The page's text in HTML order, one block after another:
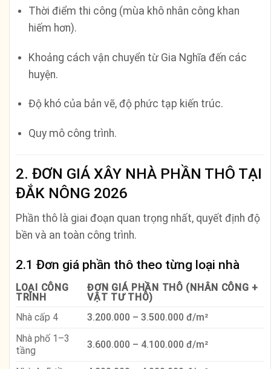
Thời điểm thi công (mùa khô nhân công khan
hiếm hơn).
Khoảng cách vận chuyển từ Gia Nghĩa đến các
huyện.
Độ khó của bản vẽ, độ phức tạp kiến trúc.
Quy mô công trình.
2. ĐƠN GIÁ XÂY NHÀ PHẦN THÔ TẠI
ĐẮK NÔNG 2026
Phần thô là giai đoạn quan trọng nhất, quyết định độ
bền và an toàn công trình.
2.1 Đơn giá phần thô theo từng loại nhà
LOẠI CÔNG
TRÌNH
ĐƠN GIÁ PHẦN THÔ (NHÂN CÔNG +
VẬT TƯ THÔ)
Nhà cấp 4
3.200.000 – 3.500.000 đ/m²
Nhà phố 1–3
tầng
3.600.000 – 4.100.000 đ/m²